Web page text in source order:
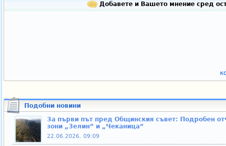
Добавете и Вашето мнение сред
Подобни новини
За първи път пред Общинския съвет: Подробен
зони „Зелин“ и „Чеканица“
22.06.2026, 09:09